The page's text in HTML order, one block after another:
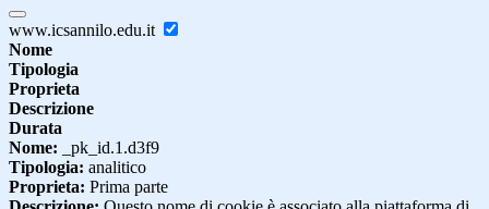
www.icsannilo.edu.it
Nome
Tipologia
Proprieta
Descrizione
Durata
Nome: _pk_id.1.d3f9
Tipologia: analitico
Proprieta: Prima parte